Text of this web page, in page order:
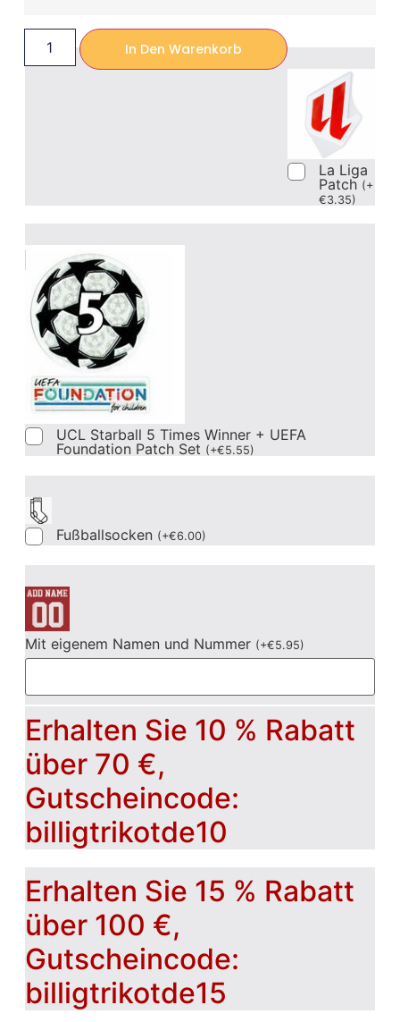
In Den Warenkorb
La Liga
Patch (+
€3.35)
UCL Starball 5 Times Winner + UEFA
Foundation Patch Set (+€5.55)
Fußballsocken (+€6.00)
Mit eigenem Namen und Nummer (+€5.95)
Erhalten Sie 10 % Rabatt
über 70 €,
Gutscheincode:
billigtrikotde10
Erhalten Sie 15 % Rabatt
über 100 €,
Gutscheincode:
billigtrikotde15